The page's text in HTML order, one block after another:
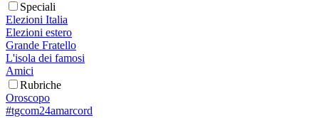
Speciali
Elezioni Italia
Elezioni estero
Grande Fratello
L'isola dei famosi
Amici
Rubriche
Oroscopo
#tgcom24amarcord